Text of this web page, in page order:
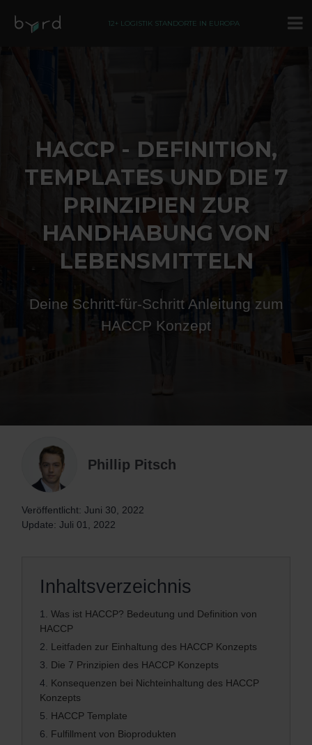
12+ LOGISTIK STANDORTE IN EUROPA
HACCP - DEFINITION,
TEMPLATES UND DIE 7
PRINZIPIEN ZUR
HANDHABUNG VON
LEBENSMITTELN
Deine Schritt-für-Schritt Anleitung zum
HACCP Konzept
Phillip Pitsch
Veröffentlicht: Juni 30, 2022
Update: Juli 01, 2022
Inhaltsverzeichnis
1. Was ist HACCP? Bedeutung und Definition von
HACCP
2. Leitfaden zur Einhaltung des HACCP Konzepts
3. Die 7 Prinzipien des HACCP Konzepts
4. Konsequenzen bei Nichteinhaltung des HACCP
Konzepts
5. HACCP Template
6. Fulfillment von Bioprodukten